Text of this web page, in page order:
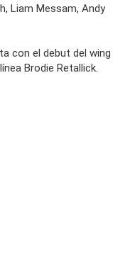
Liam Messam, Andy
con el debut del wing
Brodie Retallick.